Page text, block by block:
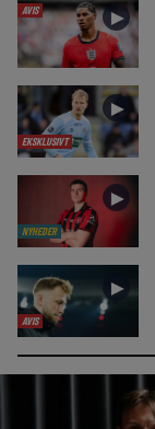
AVIS ►
EKSKLUSIVT
►
NYHEDER
►
AVIS
►